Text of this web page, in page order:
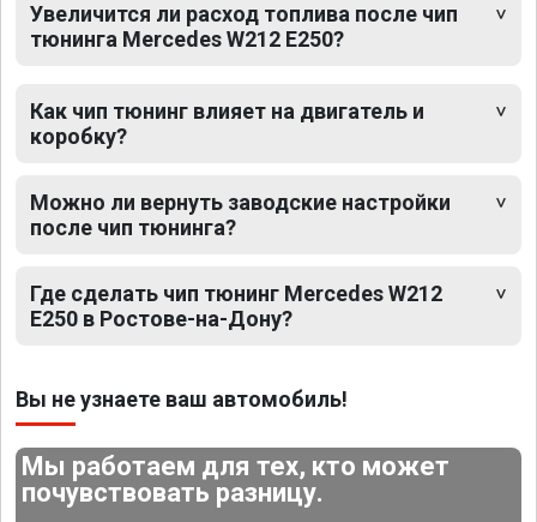
Увеличится ли расход топлива после чип
тюнинга Mercedes W212 E250?
Как чип тюнинг влияет на двигатель и
коробку?
Можно ли вернуть заводские настройки
после чип тюнинга?
Где сделать чип тюнинг Mercedes W212
E250 в Ростове-на-Дону?
Вы не узнаете ваш автомобиль!
Мы работаем для тех, кто может
почувствовать разницу.